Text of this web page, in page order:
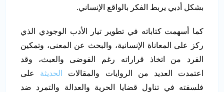
بشكل أدبي يربط الفكر بالواقع الإنساني.
كما أسهمت كتاباته في تطوير تيار الأدب الوجودي الذي
ركز على المعاناة الإنسانية، والبحث عن المعنى، وتمكين
الفرد من اتخاذ قراراته رغم الفوضى والعبث، وقد
اعتمدت العديد من الروايات والمقالات الحديثة على
فلسفته في تناول قضايا الحرية والعدالة والتمرد ضد